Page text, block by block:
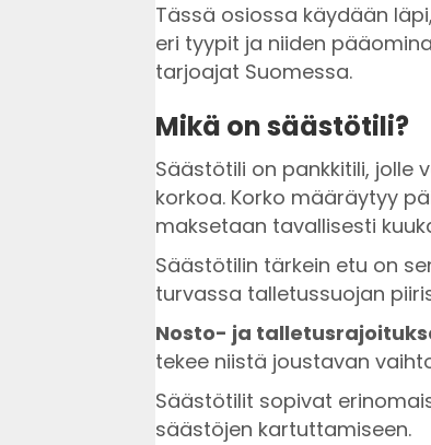
Tässä osiossa käydään
eri tyypit ja niiden
tarjoajat Suomessa.
Mikä on säästötili?
Säästötili on pankkitili,
korkoa. Korko määräytyy
maksetaan tavallisesti
Säästötilin tärkein etu on
turvassa talletussuojan
Nosto- ja
tekee niistä joustavan
Säästötilit sopivat
säästöjen kartuttamiseen.